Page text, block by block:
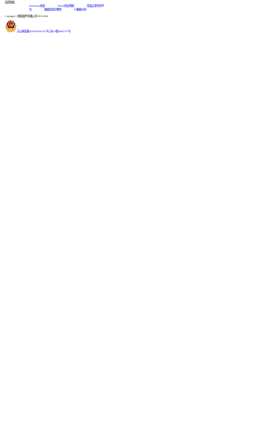
友情链接
FineReport报表
FineBI商业智能
简道云零代码平
台
数据库知识教程 BI数据分析
Copyright © 帆软软件有限公司 2015-2026
苏公网安备32020502001567号 苏ICP备18065767号